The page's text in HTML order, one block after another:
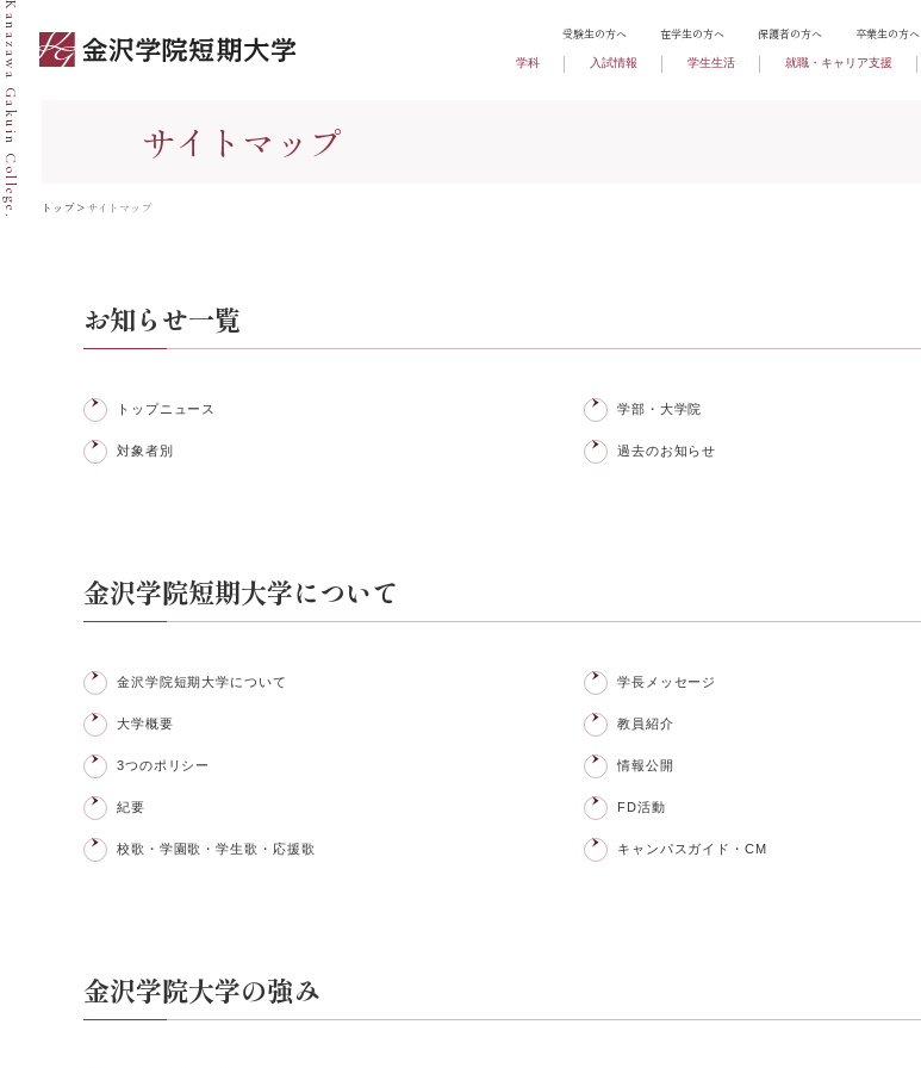
学科 入試情報 学生生活 就職・キャリア支援
受験生の方へ 在学生の方へ 保護者の方へ 卒業生の方へ
Kanazawa Gakuin College. サイトマップ
トップ> サイトマップ
お知らせ一覧
トップニュース 学部・大学院
対象者別 過去のお知らせ
金沢学院短期大学について
金沢学院短期大学について 学長メッセージ
大学概要 教員紹介
3つのポリシー 情報公開
紀要 FD活動
校歌・学園歌・学生歌・応援歌 キャンパスガイド・CM
金沢学院大学の強み